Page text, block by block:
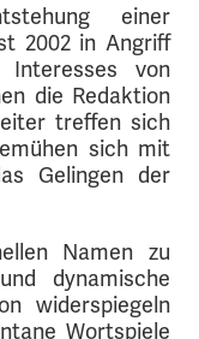
einer
2002 in Angriff
Interesses von
die Redaktion
treffen sich
sich mit
Gelingen der
Namen zu
dynamische
widerspiegeln
Wortspiele